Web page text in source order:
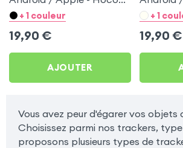
Blanc pour Samsung
+ 1 couleur
19,90 €
AJOUTER
Noir pour
+ 1
19,90 €
Vous avez peur d'égarer vos objets
Choisissez parmi nos trackers,
proposons plusieurs types de